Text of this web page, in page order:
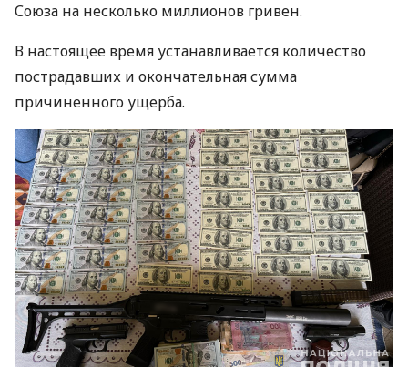
Союза на несколько миллионов гривен.
В настоящее время устанавливается количество
пострадавших и окончательная сумма
причиненного ущерба.